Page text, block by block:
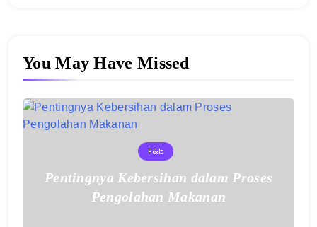
You May Have Missed
F&b
Pentingnya Kebersihan dalam Proses
Pengolahan Makanan